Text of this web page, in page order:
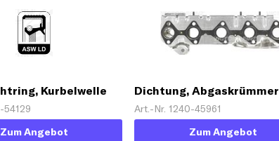
Kurbelwelle
54129
Zum Angebot
Dichtung, Abgaskrümmer
Art.-Nr. 1240-45961
Zum Angebot